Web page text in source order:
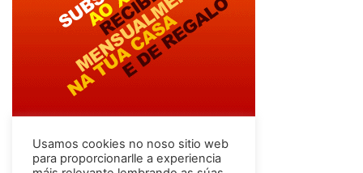
Usamos cookies no noso sitio web
para proporcionarlle a experiencia